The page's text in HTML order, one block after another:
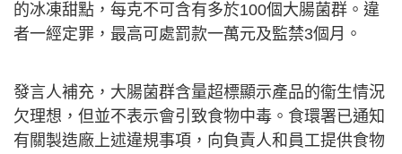
的冰凍甜點，每克不可含有多於100個大腸菌群。違
者一經定罪，最高可處罰款一萬元及監禁3個月。
發言人補充，大腸菌群含量超標顯示產品的衞生情況
欠理想，但並不表示會引致食物中毒。食環署已通知
有關製造廠上述違規事項，向負責人和員工提供食物